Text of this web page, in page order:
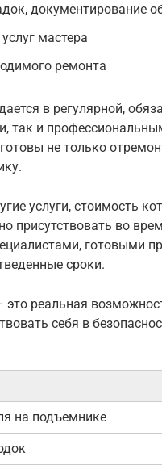
документирование
мастера
ремонта
в регулярной,
так и
не только
услуги, стоимость
присутствовать во
готовыми
сроки.
реальная
себя в
на подъемнике